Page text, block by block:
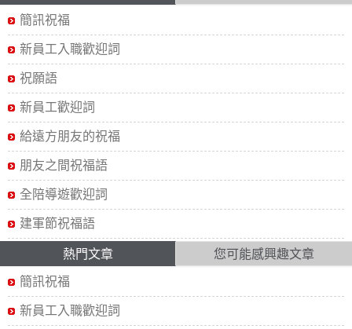
簡訊祝福
新員工入職歡迎詞
祝願語
新員工歡迎詞
給遠方朋友的祝福
朋友之間祝福語
全陪導遊歡迎詞
建軍節祝福語
熱門文章 您可能感興趣文章
簡訊祝福
新員工入職歡迎詞